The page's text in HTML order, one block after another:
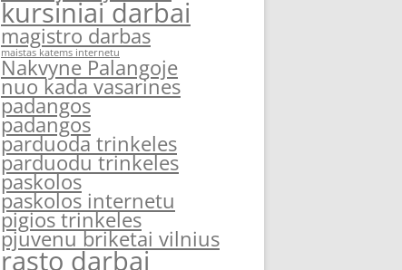
kursiniai darbai
magistro darbas
maistas katems internetu
Nakvyne Palangoje
nuo kada vasarines
padangos
padangos
parduoda trinkeles
parduodu trinkeles
paskolos
paskolos internetu
pigios trinkeles
pjuvenu briketai vilnius
rasto darbai